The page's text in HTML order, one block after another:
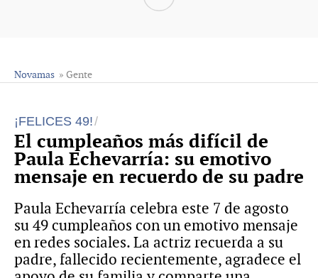
Novamas » Gente